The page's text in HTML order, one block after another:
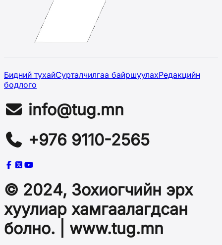
Бидний тухайСурталчилгаа байршуулахРедакцийн
бодлого
info@tug.mn
+976 9110-2565
© 2024, Зохиогчийн эрх
хуулиар хамгаалагдсан
болно. | www.tug.mn